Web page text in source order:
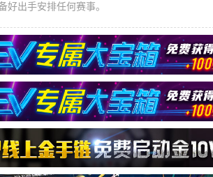
好出手安排任何赛事。